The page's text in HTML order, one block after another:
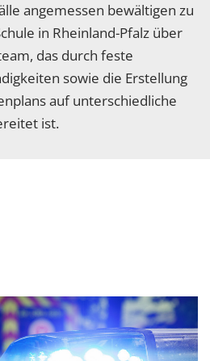
angemessen bewältigen zu
in Rheinland-Pfalz über
das durch feste
sowie die Erstellung
auf unterschiedliche
ist.